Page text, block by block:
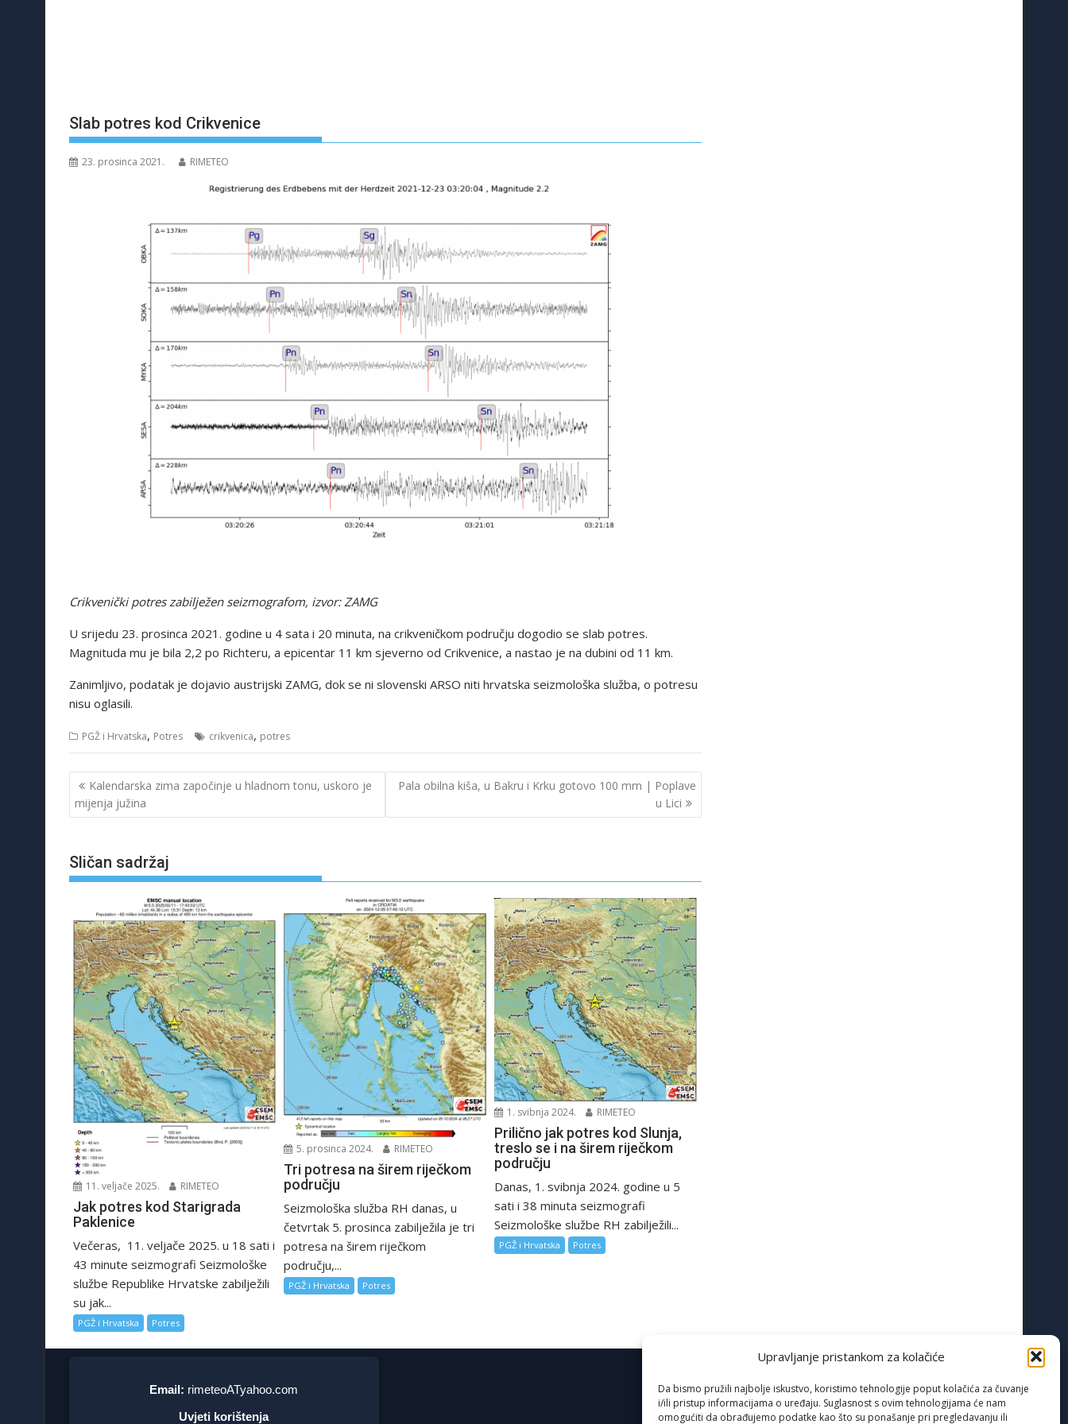
Upravljanje pristankom za kolačiće
Da bismo pružili najbolje iskustvo, koristimo tehnologije poput kolačića za čuvanje
i/ili pristup informacijama o uređaju. Suglasnost s ovim tehnologijama će nam
omogućiti da obrađujemo podatke kao što su ponašanje pri pregledavanju ili
Slab potres kod Crikvenice
23. prosinca 2021. RIMETEO
Crikvenički potres zabilježen seizmografom, izvor: ZAMG
U srijedu 23. prosinca 2021. godine u 4 sata i 20 minuta, na crikveničkom području dogodio se slab potres.
Magnituda mu je bila 2,2 po Richteru, a epicentar 11 km sjeverno od Crikvenice, a nastao je na dubini od 11 km.
Zanimljivo, podatak je dojavio austrijski ZAMG, dok se ni slovenski ARSO niti hrvatska seizmološka služba, o potresu
nisu oglasili.
PGŽ i Hrvatska, Potres crikvenica, potres
Navigacija
objava
Kalendarska zima započinje u hladnom tonu, uskoro je
mijenja južina
Pala obilna kiša, u Bakru i Krku gotovo 100 mm | Poplave
u Lici
Sličan sadržaj
11. veljače 2025. RIMETEO
Jak potres kod Starigrada
Paklenice
Večeras, 11. veljače 2025. u 18 sati i
43 minute seizmografi Seizmološke
službe Republike Hrvatske zabilježili
su jak...
PGŽ i Hrvatska Potres
5. prosinca 2024. RIMETEO
Tri potresa na širem riječkom
području
Seizmološka služba RH danas, u
četvrtak 5. prosinca zabilježila je tri
potresa na širem riječkom
području,...
PGŽ i Hrvatska Potres
1. svibnja 2024. RIMETEO
Prilično jak potres kod Slunja,
treslo se i na širem riječkom
području
Danas, 1. svibnja 2024. godine u 5
sati i 38 minuta seizmografi
Seizmološke službe RH zabilježili...
PGŽ i Hrvatska Potres
Email: rimeteoATyahoo.com
Uvjeti korištenja